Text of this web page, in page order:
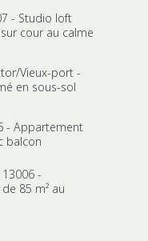
- Studio loft
cour au calme
Vieux-port -
en sous-sol
- Appartement
balcon
-
85 m² au